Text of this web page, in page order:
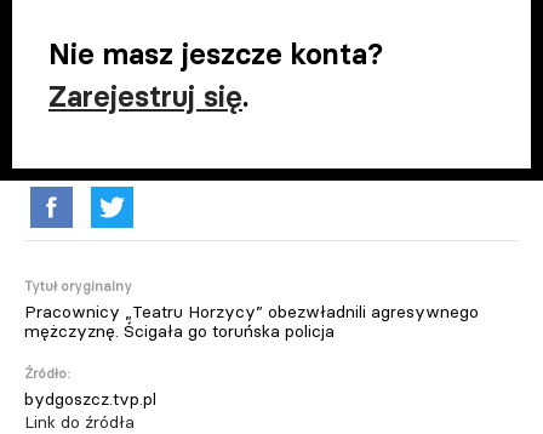
Nie masz jeszcze konta?
Zarejestruj się.
Tytuł oryginalny
Pracownicy „Teatru Horzycy” obezwładnili agresywnego
mężczyznę. Ścigała go toruńska policja
Źródło:
bydgoszcz.tvp.pl
Link do źródła